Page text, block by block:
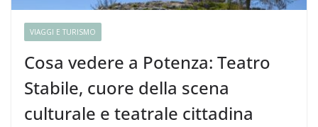
VIAGGI E TURISMO
Cosa vedere a Potenza: Teatro
Stabile, cuore della scena
culturale e teatrale cittadina